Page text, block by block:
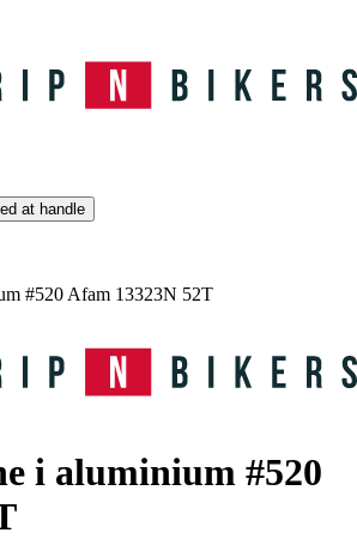
at handle
#520 Afam 13323N 52T
i aluminium #520